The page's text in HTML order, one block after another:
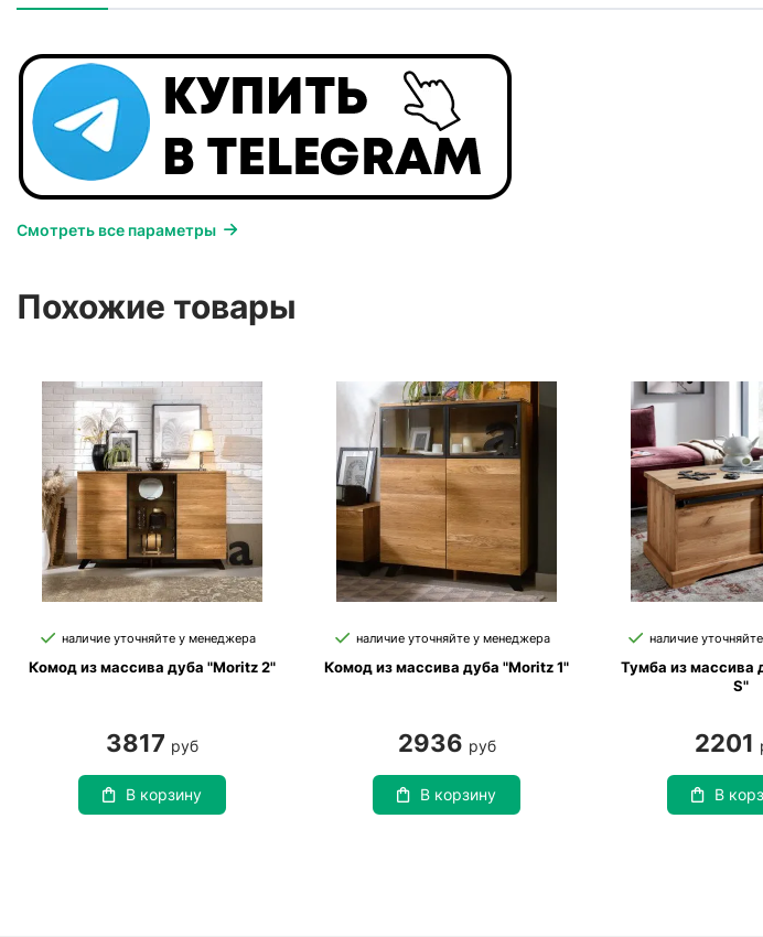
Смотреть все параметры
Похожие товары
наличие уточняйте у менеджера
Комод из массива дуба "Moritz 2"
3817 руб
В корзину
наличие уточняйте у менеджера
Комод из массива дуба "Moritz 1"
2936 руб
В корзину
наличие
Тумба из массива
S"
2201
В